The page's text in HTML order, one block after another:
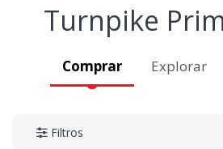
Turnpike
Comprar Explorar
Filtros